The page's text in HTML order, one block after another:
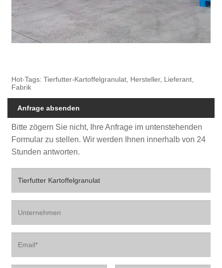
Hot-Tags: Tierfutter-Kartoffelgranulat, Hersteller, Lieferant,
Fabrik
Anfrage absenden
Bitte zögern Sie nicht, Ihre Anfrage im untenstehenden
Formular zu stellen. Wir werden Ihnen innerhalb von 24
Stunden antworten.